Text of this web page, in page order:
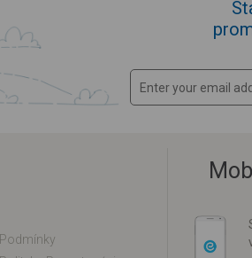
Podmínky